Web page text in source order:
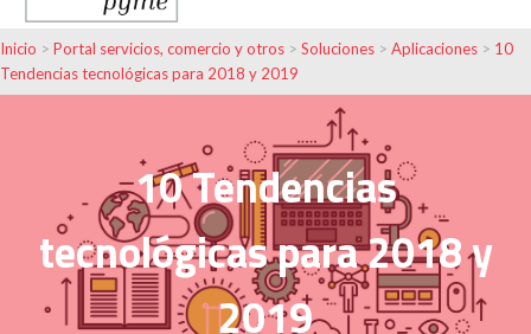
Inicio > Portal servicios, comercio y otros > Soluciones > Aplicaciones > 10
Tendencias tecnológicas para 2018 y 2019
10 Tendencias
tecnológicas para 2018 y
2019